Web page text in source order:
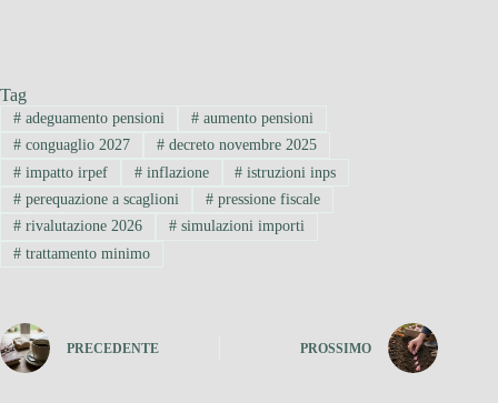
Tag
#adeguamento pensioni #aumento pensioni
#conguaglio 2027 #decreto novembre 2025
#impatto irpef #inflazione # istruzioni inps
#perequazione a scaglioni #pressione fiscale
#rivalutazione 2026 #simulazioni importi
#trattamento minimo
PRECEDENTE PROSSIMO